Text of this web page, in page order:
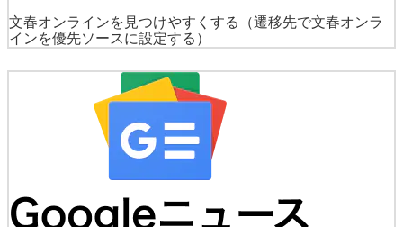
文春オンラインを見つけやすくする
（遷移先で文春オンラ
インを優先ソースに設定する）